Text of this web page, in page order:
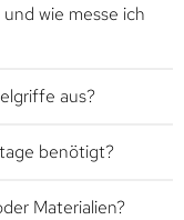
wie messe ich
aus?
benötigt?
Materialien?